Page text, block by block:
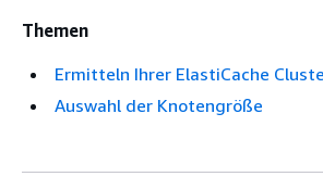
Themen
Ermitteln Ihrer ElastiCache
Auswahl der Knotengröße